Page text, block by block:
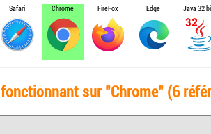
Safari Chrome FireFox Edge Java 32
sur "Chrome" (6